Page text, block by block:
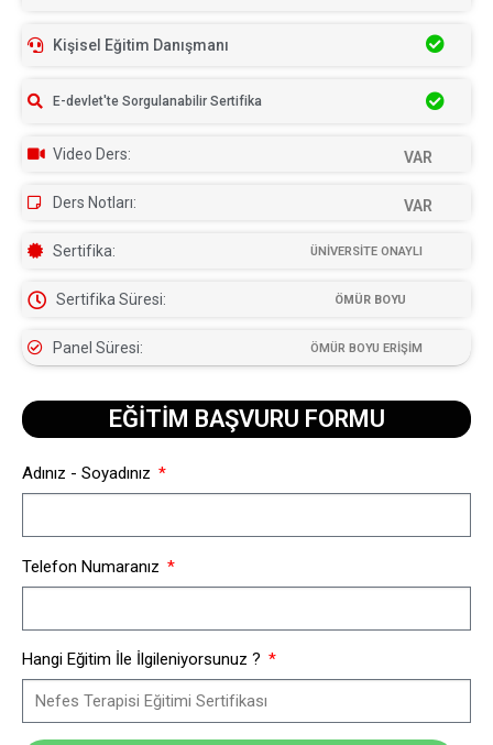
Kişisel Eğitim Danışmanı
E-devlet'te Sorgulanabilir Sertifika
Video Ders: VAR
Ders Notları: VAR
Sertifika: ÜNİVERSİTE ONAYLI
Sertifika Süresi: ÖMÜR BOYU
Panel Süresi: ÖMÜR BOYU ERİŞİM
EĞİTİM BAŞVURU FORMU​
Adınız - Soyadınız
Telefon Numaranız
Hangi Eğitim İle İlgileniyorsunuz ?